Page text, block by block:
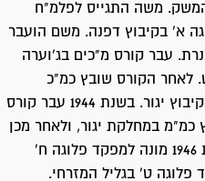
משה התגייס לפלמ"ח
ושובץ בפלוגה א' בקיבוץ דפנה. משם הועבר
עבר קורס מ"כים בג'וערה
לאחר הקורס שובץ כמ"כ
ומדריך ספורט במחלקת פלמ"ח בקיבוץ יגור. בשנת 1944 עבר קורס
כמ"מ במחלקת יגור, ולאחר מכן
מונה למדריך בקורס מ"כים. בשנת 1946 מונה למפקד פלוגה ח'
פלוגה ט' בגליל המזרחי.